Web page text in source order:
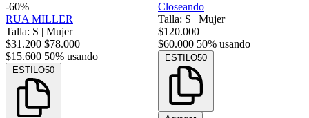
-60%
RUA MILLER
Talla: S | Mujer
$31.200 $78.000
$15.600 50% usando
ESTILO50
Closeando
Talla: S | Mujer
$120.000
$60.000 50% usando
ESTILO50